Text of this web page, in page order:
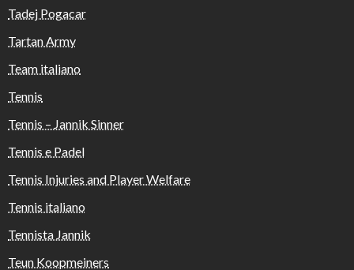
Tadej Pogacar
Tartan Army
Team italiano
Tennis
Tennis – Jannik Sinner
Tennis e Padel
Tennis Injuries and Player Welfare
Tennis italiano
Tennista Jannik
Teun Koopmeiners